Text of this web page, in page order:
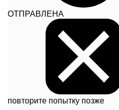
ОТПРАВЛЕНА
повторите попытку позже